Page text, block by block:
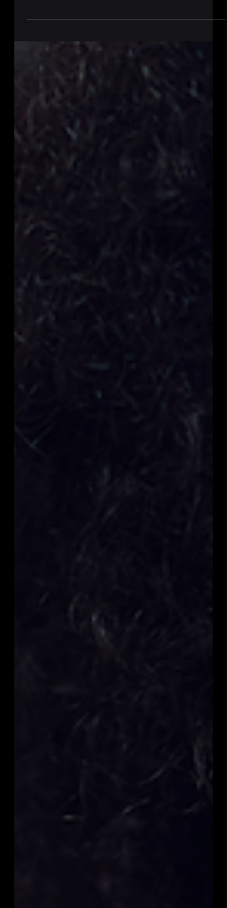
Definir objetivos claros e mensuráveis é